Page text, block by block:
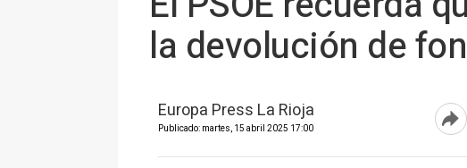
la devolución de
Europa Press La Rioja
Publicado: martes, 15 abril 2025 17:00